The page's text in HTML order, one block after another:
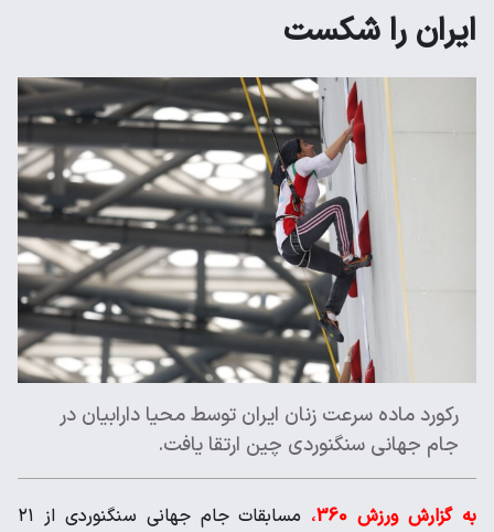
ایران را شکست
رکورد ماده سرعت زنان ایران توسط محیا دارابیان در
جام جهانی سنگنوردی چین ارتقا یافت.
به گزارش ورزش 360 ،
مسابقات جام جهانی سنگنوردی از ۲۱